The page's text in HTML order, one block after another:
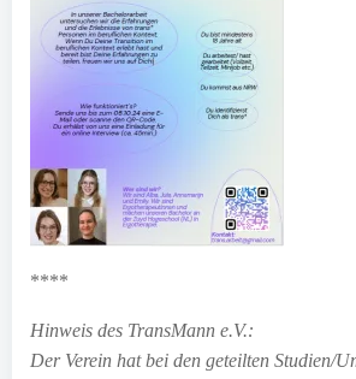
****
Hinweis des TransMann e.V.:
Der Verein hat bei den geteilten Studien/